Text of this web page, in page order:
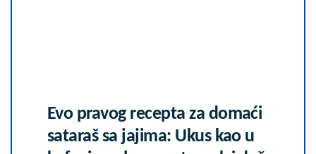
Evo pravog recepta za domaći
sataraš sa jajima: Ukus kao u